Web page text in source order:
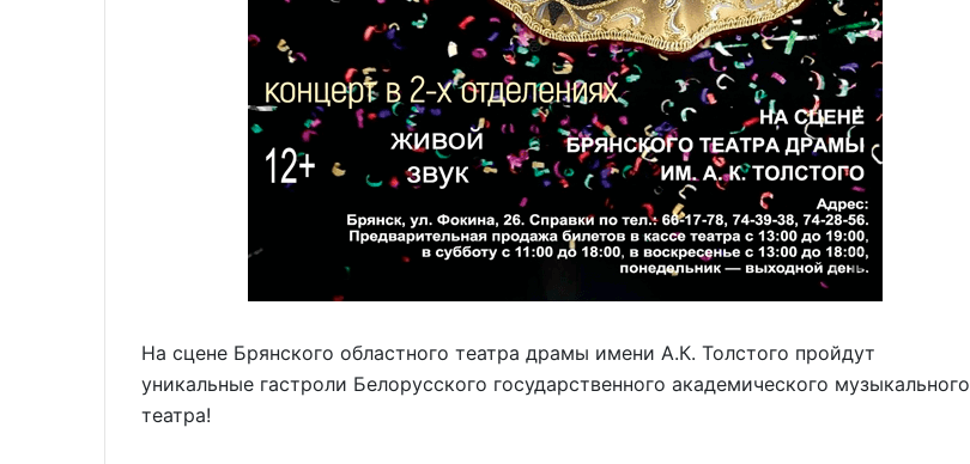
На сцене Брянского областного театра драмы имени А.К. Толстого пройдут
уникальные гастроли Белорусского государственного академического музыкального
театра!